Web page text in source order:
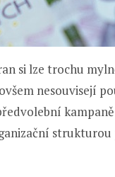
si lze trochu
nesouvisejí